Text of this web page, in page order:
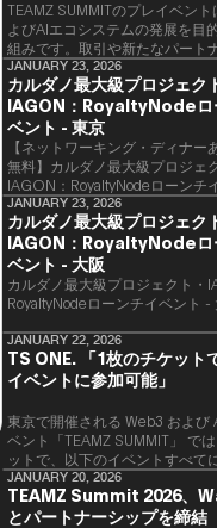
る、特別な2日間となります。
式アジェンダが公開されました
のスケジュール等の都合により
内容が変更となる可能性があり
TEAMZ SUMMITのプレイベン
よびAIエコシステムの発展を目
組みです。​取引や新たなパート
90％以上が対面で生まれること
TEAMZでは本イベント前に定員
を開催し、リラックスした雰囲
高いネットワーキングを促進し
JANUARY 23, 2026
カルダノ最大級プロジェク
IAGON：RoyaltyNodeロ
ベント - 東京
【ネットワーキング・ディナー
無料】カルダノ最大級プロジェ
IAGON：RoyaltyNodeローンチ
京
JANUARY 23, 2026
カルダノ最大級プロジェク
IAGON：RoyaltyNodeロ
ベント - 大阪
カルダノ最大級プロジェクト・
RoyaltyNodeローンチイベント -
JANUARY 22, 2026
TS ONE. 「1枚のチケット
イベントに参加可能」
東京で開催される Web3 および
ベント「TEAMZ SUMMIT」 で
ットで、以下のイベントすべて
だけます。
JANUARY 20, 2026
TEAMZ Summit 2026、
とパートナーシップを締結